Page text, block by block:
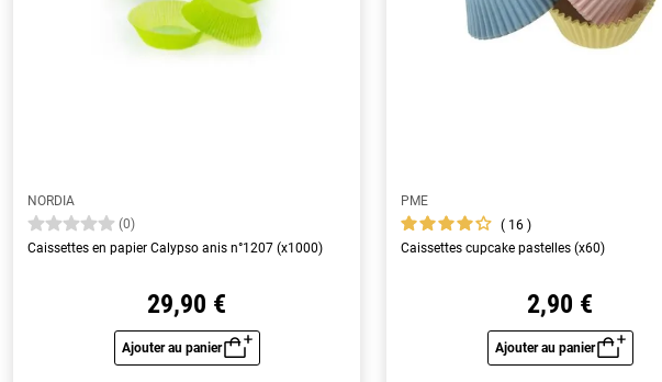
NORDIA
(0)
Caissettes en papier Calypso anis n°1207 (x1000)
29,90 €
Ajouter au panier
Aperçu rapide
PME
16
Caissettes cupcake pastelles (x60)
2,90 €
Ajouter au panier
Aperçu rapide